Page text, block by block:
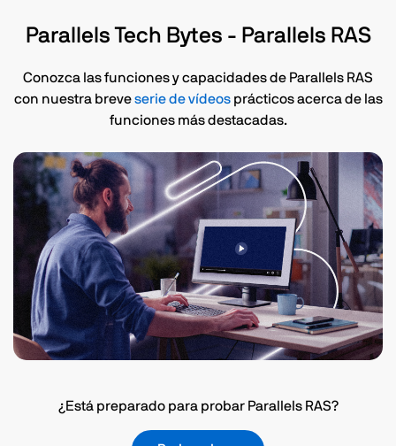
Parallels Tech Bytes - Parallels RAS
Conozca las funciones y capacidades de Parallels RAS
con nuestra breveserie de vídeosprácticos acerca de las
funciones más destacadas.
¿Está preparado para probar Parallels RAS?